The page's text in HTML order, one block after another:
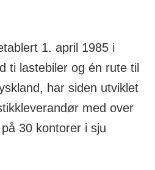
1. april 1985 i
ti lastebiler og én rute til
har siden utviklet
med over
30 kontorer i sju